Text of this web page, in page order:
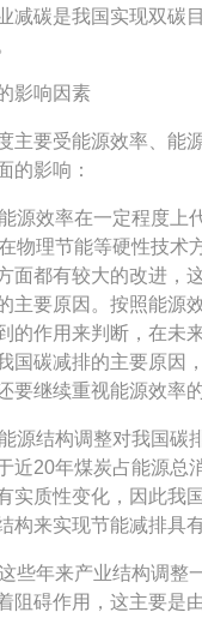
减碳是我国实现双碳
影响因素
主要受能源效率、能
的影响：
源效率在一定程度上
物理节能等硬性技术
面都有较大的改进，
主要原因。按照能源
的作用来判断，在未
国碳减排的主要原因
要继续重视能源效率
源结构调整对我国碳
近20年煤炭占能源总
实质性变化，因此我
构来实现节能减排具
些年来产业结构调整
阻碍作用，这主要是